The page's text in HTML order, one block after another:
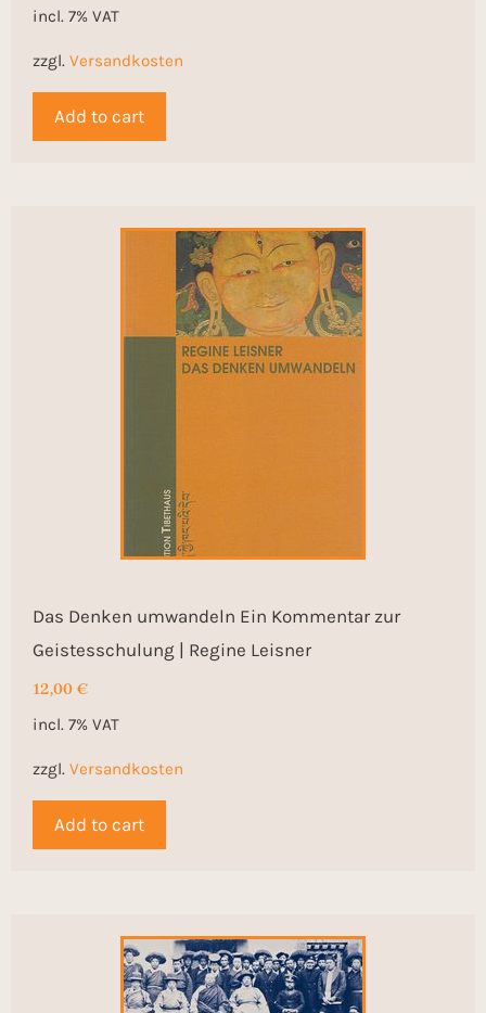
incl. 7% VAT
zzgl. Versandkosten
Add to cart
Das Denken umwandeln Ein Kommentar zur
Geistesschulung | Regine Leisner
12,00€
incl. 7% VAT
zzgl. Versandkosten
Add to cart